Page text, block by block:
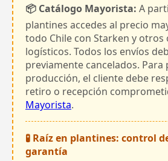
📦 Catálogo Mayorista: A
plantines accedes al precio
todo Chile con Starken y otros
logísticos. Todos los envíos
previamente cancelados. Para
producción, el cliente debe
retiro o recepción
Mayorista.
🧪 Raíz en plantines: control
garantía